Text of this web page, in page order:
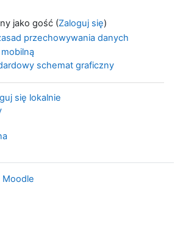
jako gość (Zaloguj się)
przechowywania danych
schemat graficzny
się lokalnie
Moodle